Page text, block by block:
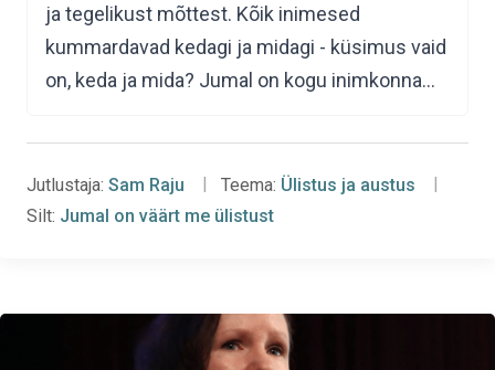
ja tegelikust mõttest. Kõik inimesed
kummardavad kedagi ja midagi - küsimus vaid
on, keda ja mida? Jumal on kogu inimkonna…
Jutlustaja: Sam Raju Teema: Ülistus ja austus
Silt: Jumal on väärt me ülistust